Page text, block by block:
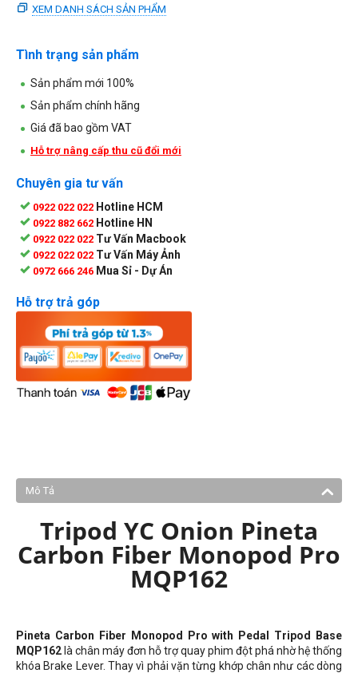
XEM DANH SÁCH SẢN PHẨM
Tình trạng sản phẩm
Sản phẩm mới 100%
Sản phẩm chính hãng
Giá đã bao gồm VAT
Hỗ trợ nâng cấp thu cũ đổi mới
Chuyên gia tư vấn
0922 022 022 Hotline HCM
0922 882 662 Hotline HN
0922 022 022 Tư Vấn Macbook
0922 022 022 Tư Vấn Máy Ảnh
0972 666 246 Mua Sỉ - Dự Án
Hỗ trợ trả góp
Mô Tả
Tripod YC Onion Pineta
Carbon Fiber Monopod Pro
MQP162
Pineta Carbon Fiber Monopod Pro with Pedal Tripod Base
MQP162 là chân máy đơn hỗ trợ quay phim đột phá nhờ hệ thống
khóa Brake Lever. Thay vì phải vặn từng khớp chân như các dòng